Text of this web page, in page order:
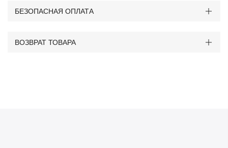
БЕЗОПАСНАЯ ОПЛАТА
ВОЗВРАТ ТОВАРА